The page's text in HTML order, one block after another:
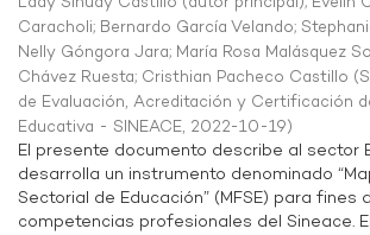
Caracholi; Bernardo García Velando;
Nelly Góngora Jara; María Rosa Malásquez
Chávez Ruesta; Cristhian Pacheco Castillo (
de Evaluación, Acreditación y Certificación
Educativa - SINEACE, 2022-10-19)
El presente documento describe al sector
desarrolla un instrumento denominado
Sectorial de Educación” (MFSE) para
competencias profesionales del Sineace. El